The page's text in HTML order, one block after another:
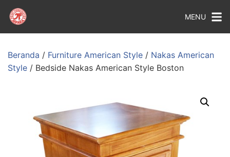
MENU
Beranda / Furniture American Style / Nakas American
Style / Bedside Nakas American Style Boston